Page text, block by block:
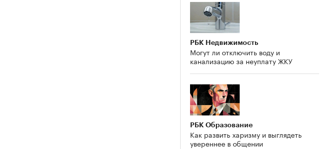
РБК Недвижимость
Могут ли отключить воду и
канализацию за неуплату ЖКУ
РБК Образование
Как развить харизму и выглядеть
увереннее в общении